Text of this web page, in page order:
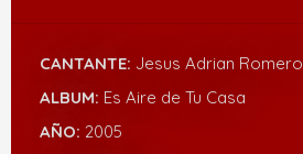
CANTANTE: Jesus Adrian Romero
ALBUM: Es Aire de Tu Casa
AÑO: 2005